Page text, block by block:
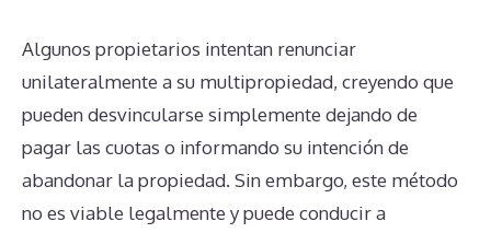
Algunos propietarios intentan renunciar
unilateralmente a su multipropiedad, creyendo que
pueden desvincularse simplemente dejando de
pagar las cuotas o informando su intención de
abandonar la propiedad. Sin embargo, este método
no es viable legalmente y puede conducir a